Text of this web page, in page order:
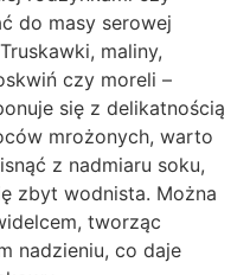
do masy serowej
maliny,
czy moreli –
się z delikatnością
mrożonych, warto
z nadmiaru soku,
zbyt wodnista. Można
tworząc
nadzieniu, co daje